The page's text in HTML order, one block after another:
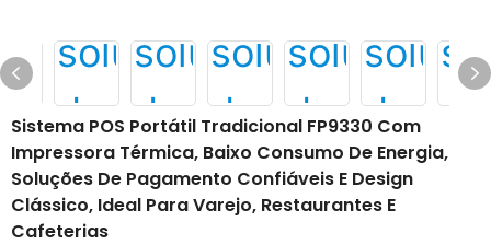
Sistema POS Portátil Tradicional FP9330 Com
Impressora Térmica, Baixo Consumo De Energia,
Soluções De Pagamento Confiáveis ​​e Design
Clássico, Ideal Para Varejo, Restaurantes E
Cafeterias